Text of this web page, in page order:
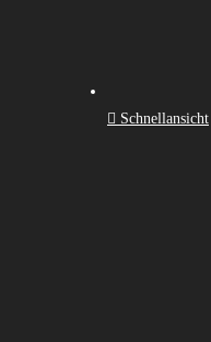
Schnellansicht